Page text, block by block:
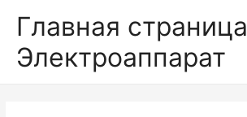
Главная страница
Электроаппарат